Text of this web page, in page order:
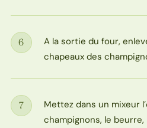
Étape
6
A la sortie du four,
chapeaux des
Étape
7
Mettez dans un mixeur
champignons, le beurre,